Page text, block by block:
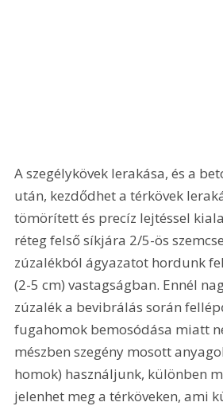
A szegélykövek lerakása, és a
után, kezdődhet a térkövek
tömörített és precíz lejtéssel
réteg felső síkjára 2/5-ös
zúzalékból ágyazatot hordunk
(2-5 cm) vastagságban. Ennél
zúzalék a bevibrálás során
fugahomok bemosódása miatt
mészben szegény mosott
homok) használjunk, különben
jelenhet meg a térköveken, ami